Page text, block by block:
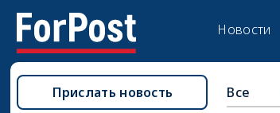
Новости
Все
Прислать новость